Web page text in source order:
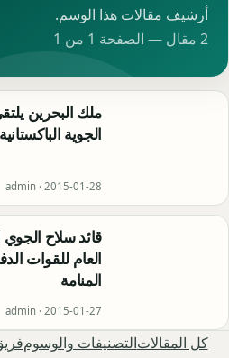
أرشيف مقالات هذا الوسم.
2 مقال — الصفحة 1 من 1
ملك البحرين
الجوية الباكستانية
admin · 2015-01-28
قائد سلاح الجوي
العام للقوات
المنامة
admin · 2015-01-27
كل المقالاتالتصنيفات والوسوم